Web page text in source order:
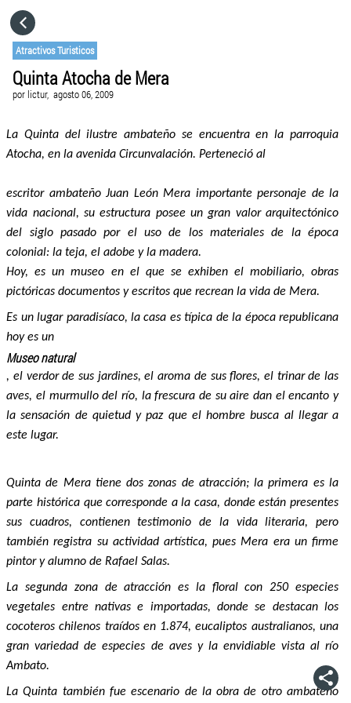
Atractivos Turisticos
Quinta Atocha de Mera
por lictur, agosto 06, 2009
La Quinta del ilustre ambateño se encuentra en la parroquia
Atocha, en la avenida Circunvalación. Perteneció al
escritor ambateño Juan León Mera importante personaje de la
vida nacional, su estructura posee un gran valor arquitectónico
del siglo pasado por el uso de los materiales de la época
colonial: la teja, el adobe y la madera.
Hoy, es un museo en el que se exhiben el mobiliario, obras
pictóricas documentos y escritos que recrean la vida de Mera.
Es un lugar paradisíaco, la casa es típica de la época republicana
hoy es un
Museo natural
, el verdor de sus jardines, el aroma de sus flores, el trinar de las
aves, el murmullo del río, la frescura de su aire dan el encanto y
la sensación de quietud y paz que el hombre busca al llegar a
este lugar.
Quinta de Mera tiene dos zonas de atracción; la primera es la
parte histórica que corresponde a la casa, donde están presentes
sus cuadros, contienen testimonio de la vida literaria, pero
también registra su actividad artística, pues Mera era un firme
pintor y alumno de Rafael Salas.
La segunda zona de atracción es la floral con 250 especies
vegetales entre nativas e importadas, donde se destacan los
cocoteros chilenos traídos en 1.874, eucaliptos australianos, una
gran variedad de especies de aves y la envidiable vista al río
Ambato.
La Quinta también fue escenario de la obra de otro ambateño
CATEGORÍAS
IR A